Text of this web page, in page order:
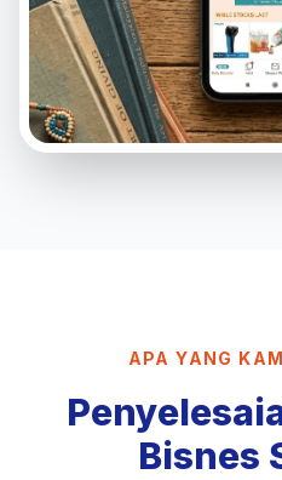
APA YANG
Bisnes